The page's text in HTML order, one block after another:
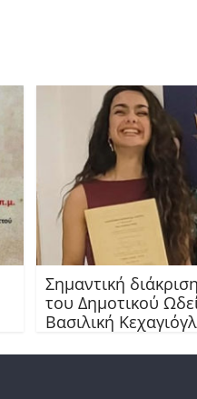
Σημαντική
του Δημοτικού
Βασιλική